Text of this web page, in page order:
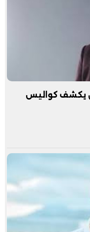
يكشف كواليس